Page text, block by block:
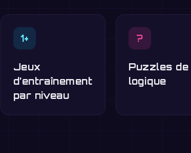
1+
Jeux
d’entraînement
par niveau
?
Puzzles de
logique